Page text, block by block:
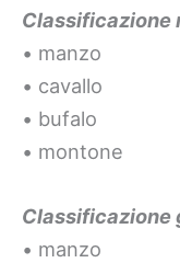
Classificazione
• manzo
• cavallo
• bufalo
• montone
Classificazione
• manzo